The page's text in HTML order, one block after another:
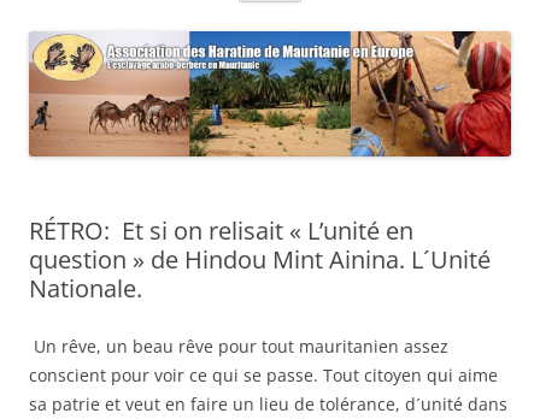
RÉTRO: Et si on relisait « L’unité en
question » de Hindou Mint Ainina. L´Unité
Nationale.
Un rêve, un beau rêve pour tout mauritanien assez
conscient pour voir ce qui se passe. Tout citoyen qui aime
sa patrie et veut en faire un lieu de tolérance, d´unité dans